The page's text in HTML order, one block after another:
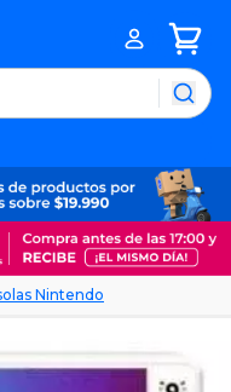
Nintendo